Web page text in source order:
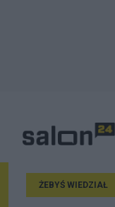
ŻEBYŚ WIEDZIAŁ